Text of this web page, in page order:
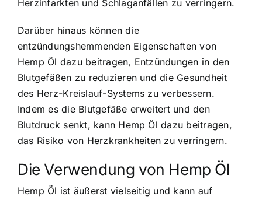
Herzinfarkten und Schlaganfällen zu verringern.
Darüber hinaus können die
entzündungshemmenden Eigenschaften von
Hemp Öl dazu beitragen, Entzündungen in den
Blutgefäßen zu reduzieren und die Gesundheit
des Herz-Kreislauf-Systems zu verbessern.
Indem es die Blutgefäße erweitert und den
Blutdruck senkt, kann Hemp Öl dazu beitragen,
das Risiko von Herzkrankheiten zu verringern.
Die Verwendung von Hemp Öl
Hemp Öl ist äußerst vielseitig und kann auf